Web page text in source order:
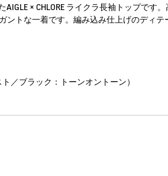
× CHLORE ライクラ長袖トップです
トな一着です。編み込み仕上げのディ
／ブラック：トーンオントーン）